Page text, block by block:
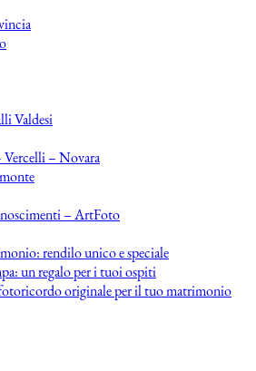
Valdesi
Vercelli – Novara
– ArtFoto
rendilo unico e speciale
un regalo per i tuoi ospiti
originale per il tuo matrimonio